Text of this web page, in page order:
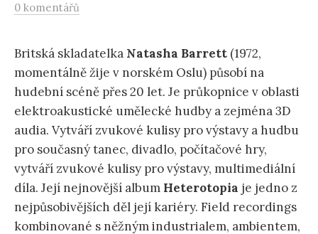
0 komentářů
Britská skladatelka Natasha Barrett (1972,
momentálně žije v norském Oslu) působí na
hudební scéně přes 20 let. Je průkopnice v oblasti
elektroakustické umělecké hudby a zejména 3D
audia. Vytváří zvukové kulisy pro výstavy a hudbu
pro současný tanec, divadlo, počítačové hry,
vytváří zvukové kulisy pro výstavy, multimediální
díla. Její nejnovější album Heterotopia je jedno z
nejpůsobivějších děl její kariéry. Field recordings
kombinované s něžným industrialem, ambientem,